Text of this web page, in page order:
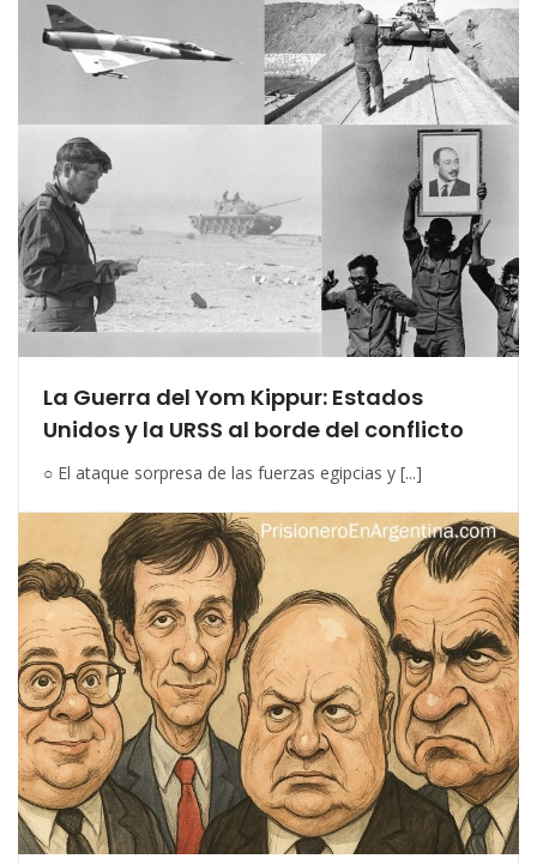
La Guerra del Yom Kippur: Estados
Unidos y la URSS al borde del conflicto
○ El ataque sorpresa de las fuerzas egipcias y [...]